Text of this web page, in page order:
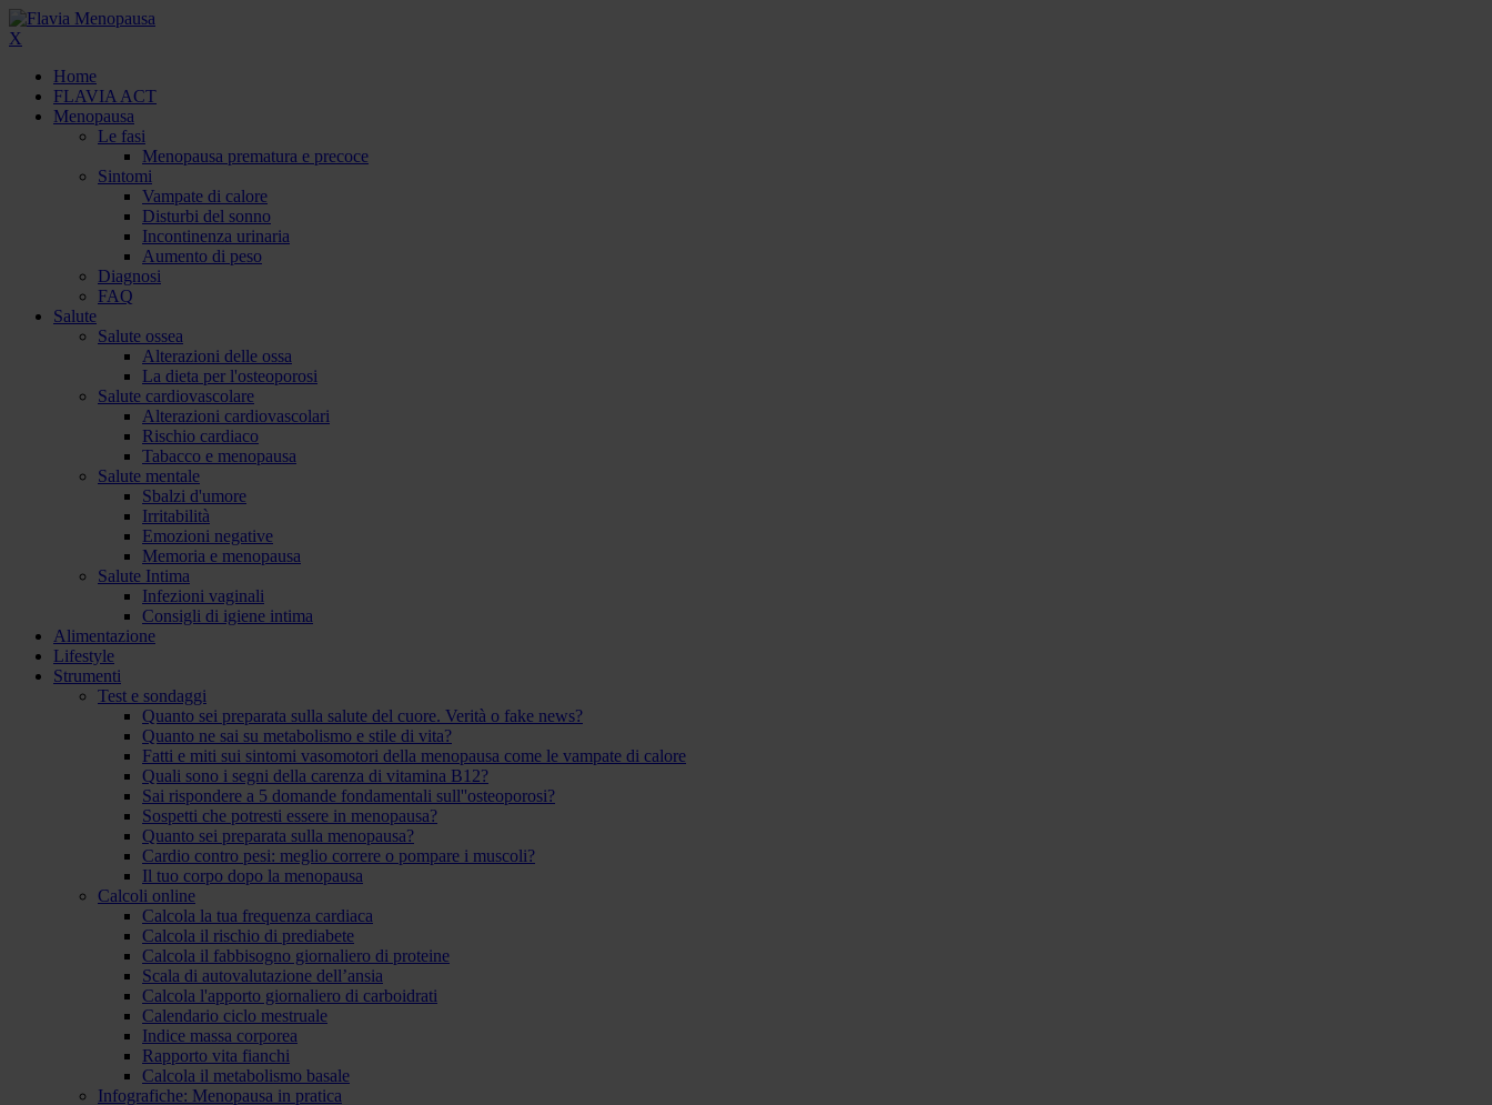
X
Home
FLAVIA ACT
Menopausa
Le fasi
Menopausa prematura e precoce
Sintomi
Vampate di calore
Disturbi del sonno
Incontinenza urinaria
Aumento di peso
Diagnosi
FAQ
Salute
Salute ossea
Alterazioni delle ossa
La dieta per l'osteoporosi
Salute cardiovascolare
Alterazioni cardiovascolari
Rischio cardiaco
Tabacco e menopausa
Salute mentale
Sbalzi d'umore
Irritabilità
Emozioni negative
Memoria e menopausa
Salute Intima
Infezioni vaginali
Consigli di igiene intima
Alimentazione
Lifestyle
Strumenti
Test e sondaggi
Quanto sei preparata sulla salute del cuore. Verità o fake news?
Quanto ne sai su metabolismo e stile di vita?
Fatti e miti sui sintomi vasomotori della menopausa come le vampate di calore
Quali sono i segni della carenza di vitamina B12?
Sai rispondere a 5 domande fondamentali sull''osteoporosi?
Sospetti che potresti essere in menopausa?
Quanto sei preparata sulla menopausa?
Cardio contro pesi: meglio correre o pompare i muscoli?
Il tuo corpo dopo la menopausa
Calcoli online
Calcola la tua frequenza cardiaca
Calcola il rischio di prediabete
Calcola il fabbisogno giornaliero di proteine
Scala di autovalutazione dell’ansia
Calcola l'apporto giornaliero di carboidrati
Calendario ciclo mestruale
Indice massa corporea
Rapporto vita fianchi
Calcola il metabolismo basale
Infografiche: Menopausa in pratica